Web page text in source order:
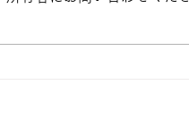
ら＞